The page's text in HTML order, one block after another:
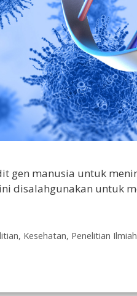
gen manusia untuk
disalahgunakan untuk
, Kesehatan, Penelitian Ilmiah